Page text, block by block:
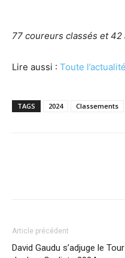
77 coureurs classés et 42
Lire aussi : Toute
TAGS 2024 Classements
Article précédent
David Gaudu s’adjuge le Tour